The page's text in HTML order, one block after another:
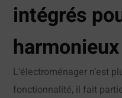
intégrés
harmonieux
L’électroménager n’est
fonctionnalité, il fait